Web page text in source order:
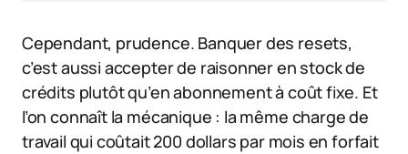
Cependant, prudence. Banquer des resets,
c’est aussi accepter de raisonner en stock de
crédits plutôt qu’en abonnement à coût fixe. Et
l’on connaît la mécanique : la même charge de
travail qui coûtait 200 dollars par mois en forfait